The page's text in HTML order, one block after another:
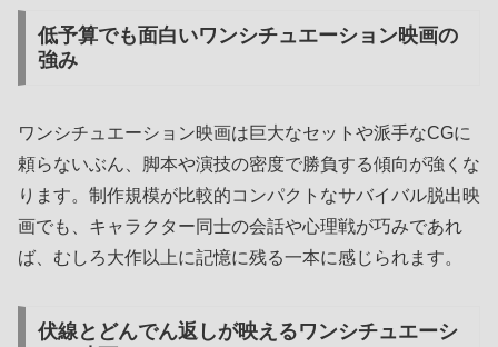
低予算でも面白いワンシチュエーション映画の
強み
ワンシチュエーション映画は巨大なセットや派手なCGに
頼らないぶん、脚本や演技の密度で勝負する傾向が強くな
ります。制作規模が比較的コンパクトなサバイバル脱出映
画でも、キャラクター同士の会話や心理戦が巧みであれ
ば、むしろ大作以上に記憶に残る一本に感じられます。
伏線とどんでん返しが映えるワンシチュエーシ